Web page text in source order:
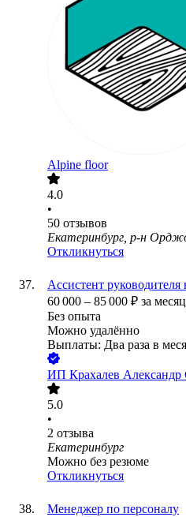
Alpine floor
4.0
•
50 отзывов
Екатеринбург, р-н
Откликнуться
Ассистент
60 000 – 85 000 ₽ за
Без опыта
Можно удалённо
Выплаты: Два раза в
ИП Крахалев Александр
5.0
•
2 отзыва
Екатеринбург
Можно без резюме
Откликнуться
Менеджер по персоналу